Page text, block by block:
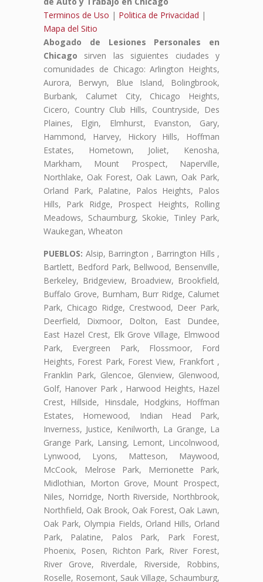
Terminos de Uso | Politica de Privacidad |
Mapa del Sitio
Abogado de Lesiones Personales en
Chicago sirven las siguientes ciudades y
comunidades de Chicago: Arlington Heights,
Aurora, Berwyn, Blue Island, Bolingbrook,
Burbank, Calumet City, Chicago Heights,
Cicero, Country Club Hills, Countryside, Des
Plaines, Elgin, Elmhurst, Evanston, Gary,
Hammond, Harvey, Hickory Hills, Hoffman
Estates, Hometown, Joliet, Kenosha,
Markham, Mount Prospect, Naperville,
Northlake, Oak Forest, Oak Lawn, Oak Park,
Orland Park, Palatine, Palos Heights, Palos
Hills, Park Ridge, Prospect Heights, Rolling
Meadows, Schaumburg, Skokie, Tinley Park,
Waukegan, Wheaton
PUEBLOS: Alsip, Barrington , Barrington Hills ,
Bartlett, Bedford Park, Bellwood, Bensenville,
Berkeley, Bridgeview, Broadview, Brookfield,
Buffalo Grove, Burnham, Burr Ridge, Calumet
Park, Chicago Ridge, Crestwood, Deer Park,
Deerfield, Dixmoor, Dolton, East Dundee,
East Hazel Crest, Elk Grove Village, Elmwood
Park, Evergreen Park, Flossmoor, Ford
Heights, Forest Park, Forest View, Frankfort ,
Franklin Park, Glencoe, Glenview, Glenwood,
Golf, Hanover Park , Harwood Heights, Hazel
Crest, Hillside, Hinsdale, Hodgkins, Hoffman
Estates, Homewood, Indian Head Park,
Inverness, Justice, Kenilworth, La Grange, La
Grange Park, Lansing, Lemont, Lincolnwood,
Lynwood, Lyons, Matteson, Maywood,
McCook, Melrose Park, Merrionette Park,
Midlothian, Morton Grove, Mount Prospect,
Niles, Norridge, North Riverside, Northbrook,
Northfield, Oak Brook, Oak Forest, Oak Lawn,
Oak Park, Olympia Fields, Orland Hills, Orland
Park, Palatine, Palos Park, Park Forest,
Phoenix, Posen, Richton Park, River Forest,
River Grove, Riverdale, Riverside, Robbins,
Roselle, Rosemont, Sauk Village, Schaumburg,